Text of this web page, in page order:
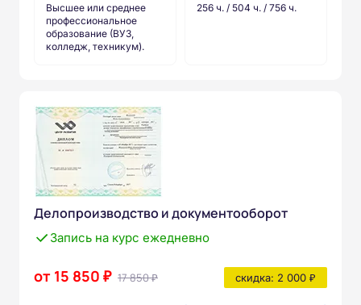
Высшее или среднее
профессиональное
образование (ВУЗ,
колледж, техникум).
256 ч. / 504 ч. / 756 ч.
Делопроизводство и документооборот
Запись на курс ежедневно
от 15 850 ₽ 17 850 ₽ скидка: 2 000 ₽